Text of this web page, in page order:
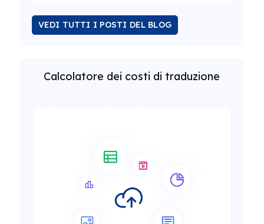
VEDI TUTTI I POSTI DEL BLOG
Calcolatore dei costi di traduzione